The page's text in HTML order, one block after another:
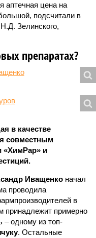
аптечная цена на
подсчитали в
Зелинского,
препаратах?
в качестве
совместным
«ХимРар» и
Иващенко начал
проводила
в
примерно
– одному из топ-
. Остальные